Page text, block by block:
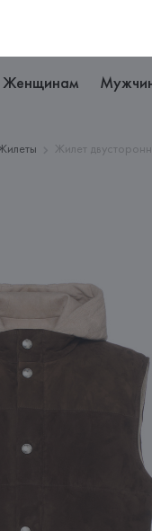
Женщинам
Жилет